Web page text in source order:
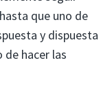
que uno de
y dispuesta
de hacer las